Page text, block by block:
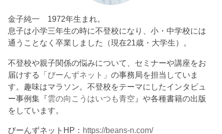
金子純一 1972年生まれ。
息子は小学三年生の時に不登校になり、小・中学校には
通うことなく卒業しました（現在21歳・大学生）。
不登校や親子関係の悩みについて、セミナーや講座をお
届けする「びーんずネット 」の事務局を担当していま
す。趣味はマラソン。不登校をテーマにしたインタビュ
ー事例集『雲の向こうはいつも青空 』や各種書籍の出版
をしています。
びーんずネットHP： https://beans-n.com/